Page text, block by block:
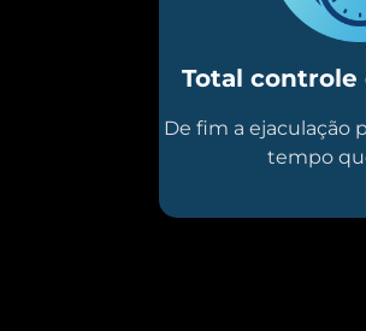
Total controle
De fim a ejaculação
tempo